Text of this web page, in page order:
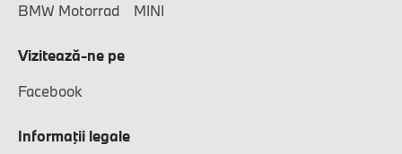
BMW Motorrad
MINI
Vizitează-ne pe
Facebook
Informaţii legale